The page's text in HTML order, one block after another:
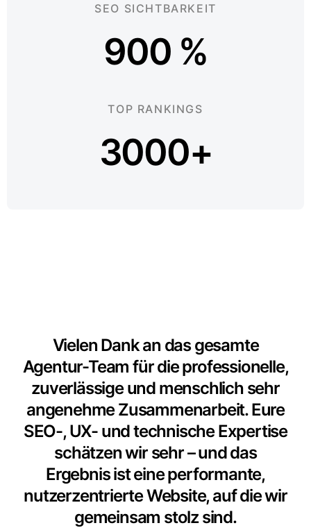
SEO SICHTBARKEIT
900 %
TOP RANKINGS
3000+
Vielen Dank an das gesamte
Agentur-Team für die professionelle,
zuverlässige und menschlich sehr
angenehme Zusammenarbeit. Eure
SEO-, UX- und technische Expertise
schätzen wir sehr – und das
Ergebnis ist eine performante,
nutzerzentrierte Website, auf die wir
gemeinsam stolz sind.